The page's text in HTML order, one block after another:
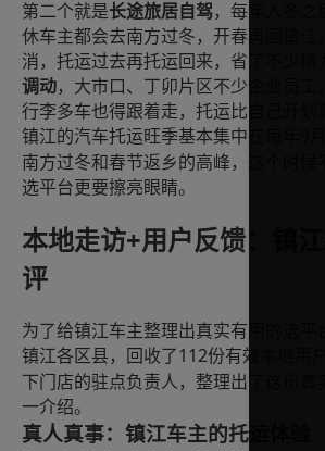
第二个就是长途旅居自驾，每年入冬之
休车主都会去南方过冬，开春再回镇江
消，托运过去再托运回来，省了不少精
调动，大市口、丁卯片区不少企业员
行李多车也得跟着走，托运比自己开划
镇江的汽车托运旺季基本集中在每年
南方过冬和春节返乡的高峰，这个时
选平台更要擦亮眼睛。
本地走访+用户反馈：镇
评
为了给镇江车主整理出真实有用的选
镇江各区县，回收了112份有效本地用
下门店的驻点负责人，整理出了这份
一介绍。
真人真事：镇江车主的托运体验